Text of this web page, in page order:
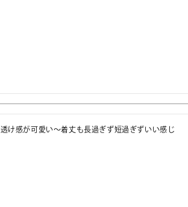
透け感が可愛い〜着丈も長過ぎず短過ぎずいい感じ